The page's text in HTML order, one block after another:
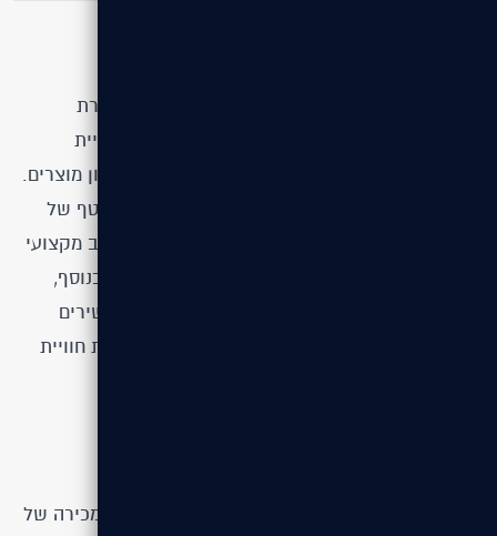
מהפרויקט למדנו שלהקמת אתר קטלוגי מקיף לחברת
תעשייה חשוב לשלב בין היררכיית תוכן ברורה, חוויית
משתמש אינטואיטיבית וכלים מתקדמים לניווט וסינון מוצרים.
הבנו שתשתית ניהול תוכן גמישה חיונית לעדכון שוטף של
פרטים טכניים, מחירים ומוצרים, וששמירה על עיצוב מקצועי
ומודרני מחזקת את הנראות והמוניטין של החברה. בנוסף,
למדנו שהקפדה על נגישות והתאמה לכל סוגי המכשירים
מאפשרת חיבור טוב יותר עם הלקוחות, משפרת את חוויית
Scope מתכות היא חברה מובילה בתחום הייצור והמכירה של